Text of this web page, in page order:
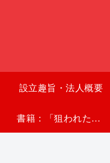
設立趣旨・法人概要
書籍：「狙われた沖縄〜真実の沖縄史が日本を救う〜」